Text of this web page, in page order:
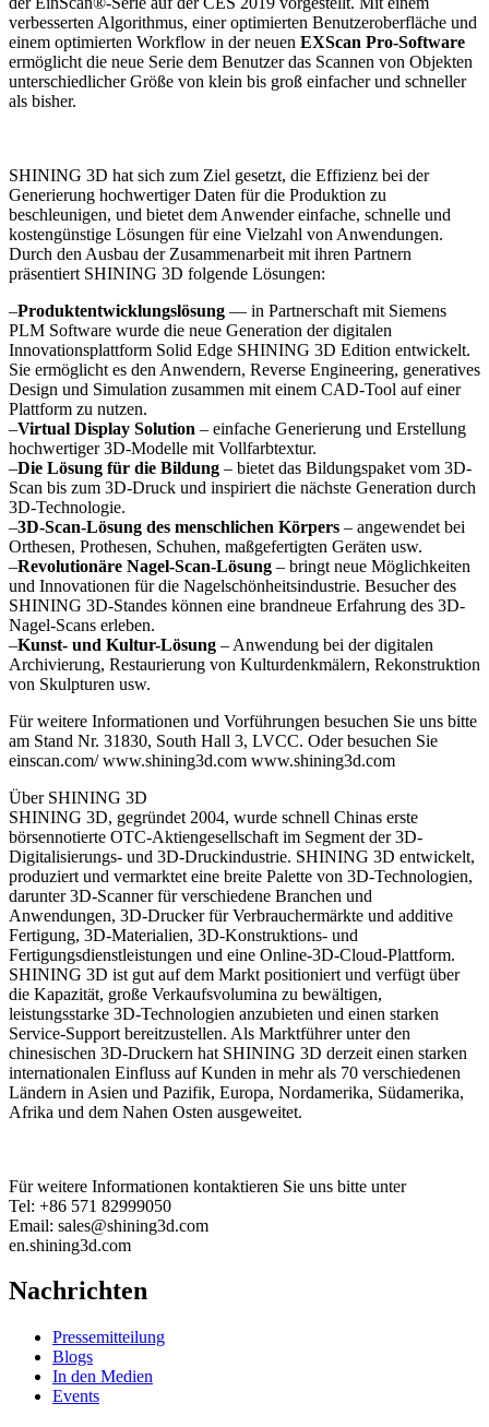
verbesserten Algorithmus, einer optimierten Benutzeroberfläche und
einem optimierten Workflow in der neuen EXScan Pro-Software
ermöglicht die neue Serie dem Benutzer das Scannen von Objekten
unterschiedlicher Größe von klein bis groß einfacher und schneller
als bisher.
SHINING 3D hat sich zum Ziel gesetzt, die Effizienz bei der
Generierung hochwertiger Daten für die Produktion zu
beschleunigen, und bietet dem Anwender einfache, schnelle und
kostengünstige Lösungen für eine Vielzahl von Anwendungen.
Durch den Ausbau der Zusammenarbeit mit ihren Partnern
präsentiert SHINING 3D folgende Lösungen:
–Produktentwicklungslösung — in Partnerschaft mit Siemens
PLM Software wurde die neue Generation der digitalen
Innovationsplattform Solid Edge SHINING 3D Edition entwickelt.
Sie ermöglicht es den Anwendern, Reverse Engineering, generatives
Design und Simulation zusammen mit einem CAD-Tool auf einer
Plattform zu nutzen.
–Virtual Display Solution – einfache Generierung und Erstellung
hochwertiger 3D-Modelle mit Vollfarbtextur.
–Die Lösung für die Bildung – bietet das Bildungspaket vom 3D-
Scan bis zum 3D-Druck und inspiriert die nächste Generation durch
3D-Technologie.
–3D-Scan-Lösung des menschlichen Körpers – angewendet bei
Orthesen, Prothesen, Schuhen, maßgefertigten Geräten usw.
–Revolutionäre Nagel-Scan-Lösung – bringt neue Möglichkeiten
und Innovationen für die Nagelschönheitsindustrie. Besucher des
SHINING 3D-Standes können eine brandneue Erfahrung des 3D-
Nagel-Scans erleben.
–Kunst- und Kultur-Lösung – Anwendung bei der digitalen
Archivierung, Restaurierung von Kulturdenkmälern, Rekonstruktion
von Skulpturen usw.
Für weitere Informationen und Vorführungen besuchen Sie uns bitte
am Stand Nr. 31830, South Hall 3, LVCC. Oder besuchen Sie
einscan.com/ www.shining3d.com www.shining3d.com
Über SHINING 3D
SHINING 3D, gegründet 2004, wurde schnell Chinas erste
börsennotierte OTC-Aktiengesellschaft im Segment der 3D-
Digitalisierungs- und 3D-Druckindustrie. SHINING 3D entwickelt,
produziert und vermarktet eine breite Palette von 3D-Technologien,
darunter 3D-Scanner für verschiedene Branchen und
Anwendungen, 3D-Drucker für Verbrauchermärkte und additive
Fertigung, 3D-Materialien, 3D-Konstruktions- und
Fertigungsdienstleistungen und eine Online-3D-Cloud-Plattform.
SHINING 3D ist gut auf dem Markt positioniert und verfügt über
die Kapazität, große Verkaufsvolumina zu bewältigen,
leistungsstarke 3D-Technologien anzubieten und einen starken
Service-Support bereitzustellen. Als Marktführer unter den
chinesischen 3D-Druckern hat SHINING 3D derzeit einen starken
internationalen Einfluss auf Kunden in mehr als 70 verschiedenen
Ländern in Asien und Pazifik, Europa, Nordamerika, Südamerika,
Afrika und dem Nahen Osten ausgeweitet.
Für weitere Informationen kontaktieren Sie uns bitte unter
Tel: +86 571 82999050
Email: sales@shining3d.com
en.shining3d.com
Nachrichten
Pressemitteilung
Blogs
In den Medien
Events